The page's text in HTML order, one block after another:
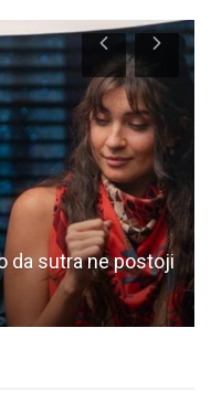
da sutra ne postoji